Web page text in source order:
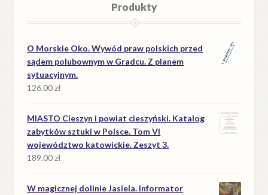
Produkty
O Morskie Oko. Wywód praw polskich przed
sądem polubownym w Gradcu. Z planem
sytuacyjnym.
126.00zł
MIASTO Cieszyn i powiat cieszyński. Katalog
zabytków sztuki w Polsce. Tom VI
województwo katowickie. Zeszyt 3.
189.00zł
W magicznej dolinie Jasiela. Informator